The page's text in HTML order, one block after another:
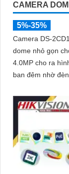
CAMERA
5%-35%
Camera DS-
dome nhỏ gọn
4.0MP cho ra
ban đêm nhờ
công nghệ PoE